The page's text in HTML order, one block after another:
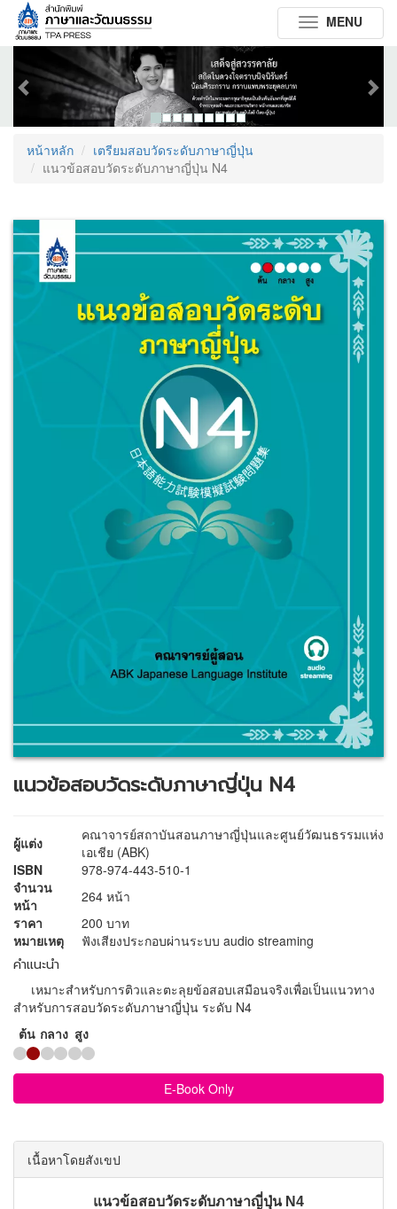
Toggle
navigation
MENU
Previous
หน้าหลัก
เตรียมสอบวัดระดับภาษาญี่ปุ่น
แนวข้อสอบวัดระดับภาษาญี่ปุ่น N4
แนวข้อสอบวัดระดับภาษาญี่ปุ่น N4
ผู้แต่ง
คณาจารย์สถาบันสอนภาษาญี่ปุ่นและศูนย์วัฒนธรรมแห่ง
เอเชีย (ABK)
ISBN
978-974-443-510-1
จำนวน
หน้า
264 หน้า
ราคา
200 บาท
หมายเหตุ
ฟังเสียงประกอบผ่านระบบ audio streaming
คำแนะนำ
เหมาะสำหรับการติวและตะลุยข้อสอบเสมือนจริงเพื่อเป็นแนวทาง
สำหรับการสอบวัดระดับภาษาญี่ปุ่น ระดับ N4
ต้น กลาง สูง
E-Book Only
เนื้อหาโดยสังเขป
แนวข้อสอบวัดระดับภาษาญี่ปุ่น N4